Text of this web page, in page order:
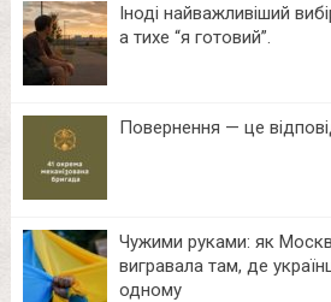
Іноді найважливіший
а тихе “я готовий”.
Повернення — це
Чужими руками: як
вигравала там, де
одному